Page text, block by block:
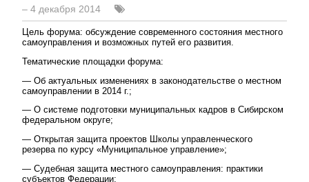
– 4 декабря 2014
Цель форума: обсуждение современного состояния местного
самоуправления и возможных путей его развития.
Тематические площадки форума:
— Об актуальных изменениях в законодательстве о местном
самоуправлении в 2014 г.;
— О системе подготовки муниципальных кадров в Сибирском
федеральном округе;
— Открытая защита проектов Школы управленческого
резерва по курсу «Муниципальное управление»;
— Судебная защита местного самоуправления: практики
субъектов Федерации;